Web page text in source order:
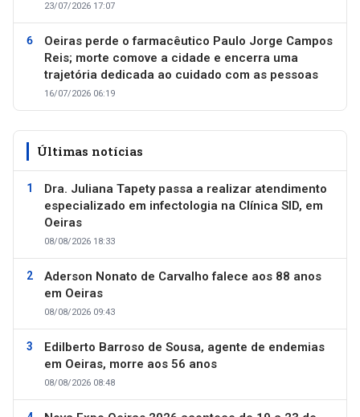
23/07/2026 17:07
Oeiras perde o farmacêutico Paulo Jorge Campos
Reis; morte comove a cidade e encerra uma
trajetória dedicada ao cuidado com as pessoas
16/07/2026 06:19
Últimas notícias
Dra. Juliana Tapety passa a realizar atendimento
especializado em infectologia na Clínica SID, em
Oeiras
08/08/2026 18:33
Aderson Nonato de Carvalho falece aos 88 anos
em Oeiras
08/08/2026 09:43
Edilberto Barroso de Sousa, agente de endemias
em Oeiras, morre aos 56 anos
08/08/2026 08:48